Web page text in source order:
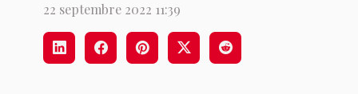
22 septembre 2022 11:39